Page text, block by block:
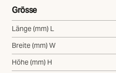
Grösse
Länge (mm) L
Breite (mm) W
Höhe (mm) H